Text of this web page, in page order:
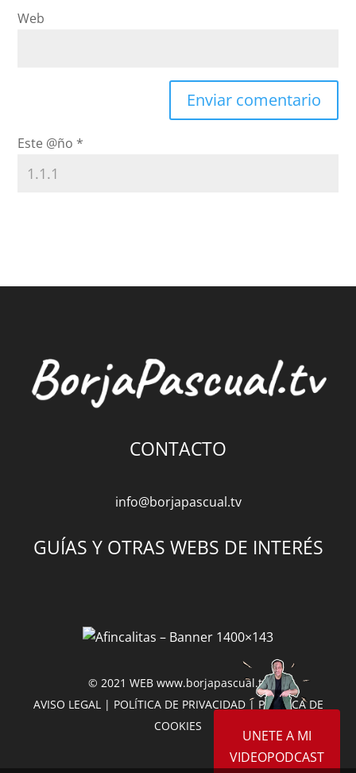
UNETE A MI
VIDEOPODCAST
Web
Este @ño *
CONTACTO
info@borjapascual.tv
GUÍAS Y OTRAS WEBS DE INTERÉS
© 2021 WEB www.borjapascual.tv
AVISO LEGAL | POLÍTICA DE PRIVACIDAD| POLÍTICA DE
COOKIES